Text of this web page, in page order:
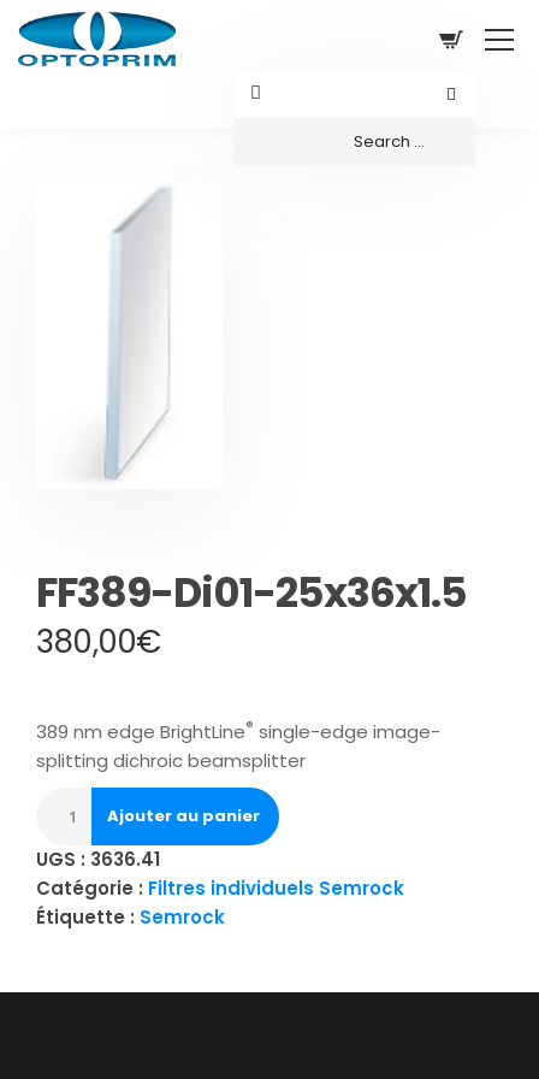
FF389-Di01-25x36x1.5
380,00€
389 nm edge BrightLine® single-edge image-
splitting dichroic beamsplitter
Ajouter au panier
UGS : 3636.41
Catégorie : Filtres individuels Semrock
Étiquette : Semrock